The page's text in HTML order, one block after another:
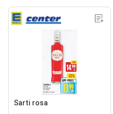
Sarti rosa